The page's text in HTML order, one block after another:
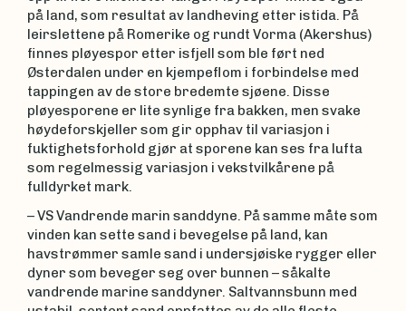
på land, som resultat av landheving etter istida. På
leirslettene på Romerike og rundt Vorma (Akershus)
finnes pløyespor etter isfjell som ble ført ned
Østerdalen under en kjempeflom i forbindelse med
tappingen av de store bredemte sjøene. Disse
pløyesporene er lite synlige fra bakken, men svake
høydeforskjeller som gir opphav til variasjon i
fuktighetsforhold gjør at sporene kan ses fra lufta
som regelmessig variasjon i vekstvilkårene på
fulldyrket mark.
– VS Vandrende marin sanddyne. På samme måte som
vinden kan sette sand i bevegelse på land, kan
havstrømmer samle sand i undersjøiske rygger eller
dyner som beveger seg over bunnen – såkalte
vandrende marine sanddyner. Saltvannsbunn med